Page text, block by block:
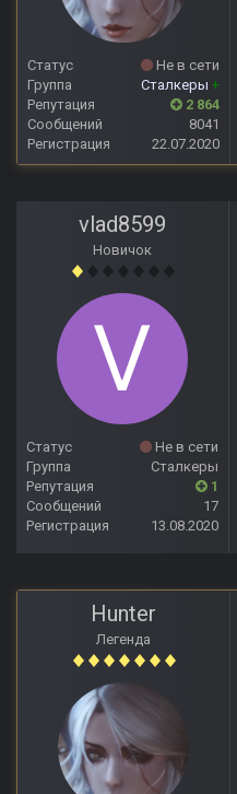
Статус
Не в сети
Группа
Сталкеры +
Репутация
2 864
Сообщений
8041
Регистрация
22.07.2020
vlad8599
Новичок
Статус
Не в сети
Группа
Сталкеры
Репутация
1
Сообщений
17
Регистрация
13.08.2020
Hunter
Легенда